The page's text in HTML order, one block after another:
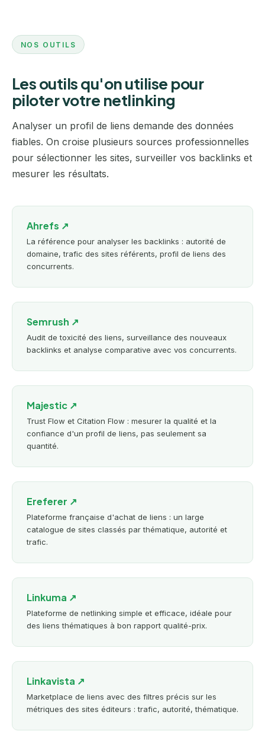
NOS OUTILS
Les outils qu'on utilise pour
piloter votre netlinking
Analyser un profil de liens demande des données
fiables. On croise plusieurs sources professionnelles
pour sélectionner les sites, surveiller vos backlinks et
mesurer les résultats.
Ahrefs ↗
La référence pour analyser les backlinks : autorité de
domaine, trafic des sites référents, profil de liens des
concurrents.
Semrush ↗
Audit de toxicité des liens, surveillance des nouveaux
backlinks et analyse comparative avec vos concurrents.
Majestic ↗
Trust Flow et Citation Flow : mesurer la qualité et la
confiance d'un profil de liens, pas seulement sa
quantité.
Ereferer ↗
Plateforme française d'achat de liens : un large
catalogue de sites classés par thématique, autorité et
trafic.
Linkuma ↗
Plateforme de netlinking simple et efficace, idéale pour
des liens thématiques à bon rapport qualité-prix.
Linkavista ↗
Marketplace de liens avec des filtres précis sur les
métriques des sites éditeurs : trafic, autorité, thématique.